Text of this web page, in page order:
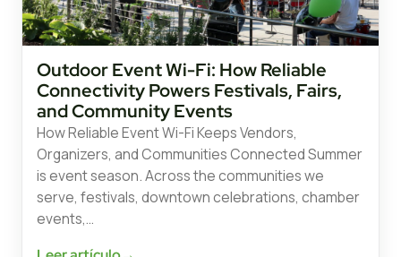
Outdoor Event Wi-Fi: How Reliable
Connectivity Powers Festivals, Fairs,
and Community Events
How Reliable Event Wi-Fi Keeps Vendors,
Organizers, and Communities Connected Summer
is event season. Across the communities we
serve, festivals, downtown celebrations, chamber
events,…